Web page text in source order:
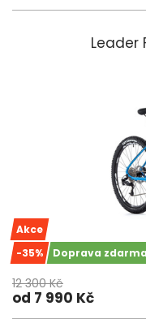
Leader
Akce
-35%
Doprava zdarma
12 300 Kč
od 7 990 Kč